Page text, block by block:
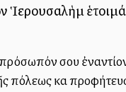
Ἱερουσαλὴμ
σου
πόλεως καὶ